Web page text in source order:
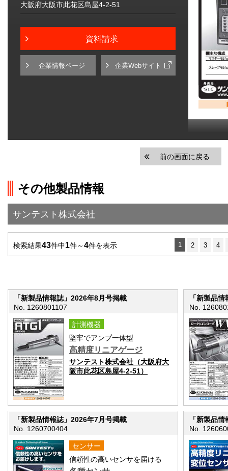
大阪府大阪市此花区島屋4-2-51
資料請求
企業情報ページ 企業Webサイト
前の画面に戻る
その他製品情報
サンテスト株式会社
検索結果43件中1件～4件を表示 1 2 3 4
「新製品情報誌」2026年8月号掲載
No. 1260801107
計測機器
堅牢でアンプ一体型
高精度リニアゲージ
サンテスト株式会社（大阪府大
阪市此花区島屋4-2-51）
「新製品
No.
「新製品情報誌」2026年7月号掲載
No. 1260700404
センサー
信頼性の高いセンサを届ける
「新製品
No.